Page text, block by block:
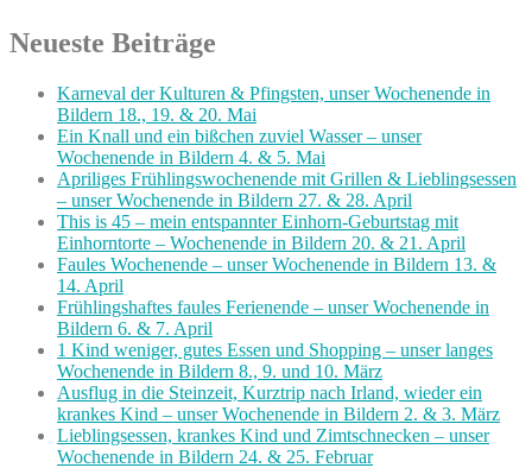
Neueste Beiträge
Karneval der Kulturen & Pfingsten, unser Wochenende in
Bildern 18., 19. & 20. Mai
Ein Knall und ein bißchen zuviel Wasser – unser
Wochenende in Bildern 4. & 5. Mai
Apriliges Frühlingswochenende mit Grillen & Lieblingsessen
– unser Wochenende in Bildern 27. & 28. April
This is 45 – mein entspannter Einhorn-Geburtstag mit
Einhorntorte – Wochenende in Bildern 20. & 21. April
Faules Wochenende – unser Wochenende in Bildern 13. &
14. April
Frühlingshaftes faules Ferienende – unser Wochenende in
Bildern 6. & 7. April
1 Kind weniger, gutes Essen und Shopping – unser langes
Wochenende in Bildern 8., 9. und 10. März
Ausflug in die Steinzeit, Kurztrip nach Irland, wieder ein
krankes Kind – unser Wochenende in Bildern 2. & 3. März
Lieblingsessen, krankes Kind und Zimtschnecken – unser
Wochenende in Bildern 24. & 25. Februar